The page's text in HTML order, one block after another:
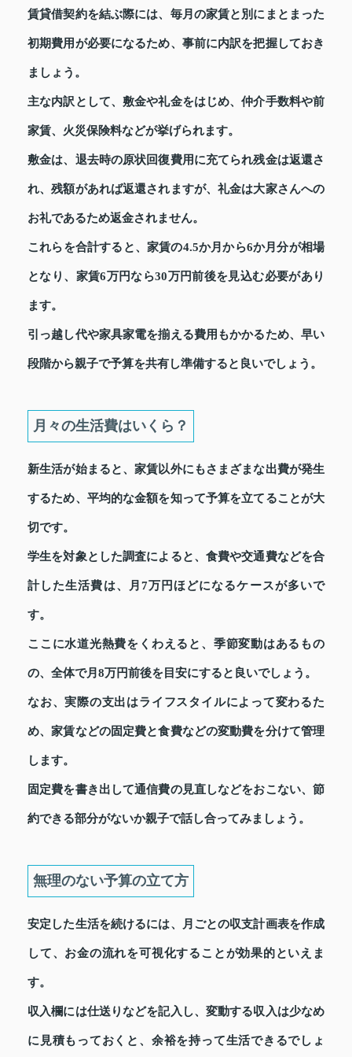
賃貸借契約を結ぶ際には、毎月の家賃と別にまとまった
初期費用が必要になるため、事前に内訳を把握しておき
ましょう。
主な内訳として、敷金や礼金をはじめ、仲介手数料や前
家賃、火災保険料などが挙げられます。
敷金は、退去時の原状回復費用に充てられ残金は返還さ
れ、残額があれば返還されますが、礼金は大家さんへの
お礼であるため返金されません。
これらを合計すると、家賃の4.5か月から6か月分が相場
となり、家賃6万円なら30万円前後を見込む必要があり
ます。
引っ越し代や家具家電を揃える費用もかかるため、早い
段階から親子で予算を共有し準備すると良いでしょう。
月々の生活費はいくら？
新生活が始まると、家賃以外にもさまざまな出費が発生
するため、平均的な金額を知って予算を立てることが大
切です。
学生を対象とした調査によると、食費や交通費などを合
計した生活費は、月7万円ほどになるケースが多いで
す。
ここに水道光熱費をくわえると、季節変動はあるもの
の、全体で月8万円前後を目安にすると良いでしょう。
なお、実際の支出はライフスタイルによって変わるた
め、家賃などの固定費と食費などの変動費を分けて管理
します。
固定費を書き出して通信費の見直しなどをおこない、節
約できる部分がないか親子で話し合ってみましょう。
無理のない予算の立て方
安定した生活を続けるには、月ごとの収支計画表を作成
して、お金の流れを可視化することが効果的といえま
す。
収入欄には仕送りなどを記入し、変動する収入は少なめ
に見積もっておくと、余裕を持って生活できるでしょ